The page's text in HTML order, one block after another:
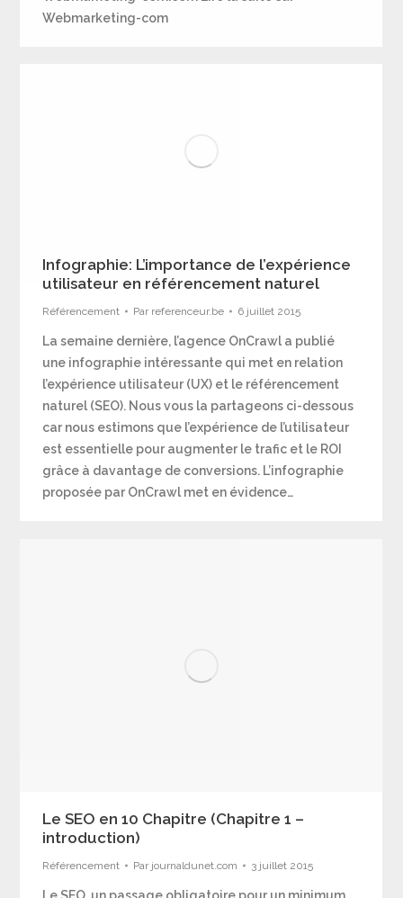
Webmarketing-com
Infographie: L’importance de l’expérience
utilisateur en référencement naturel
Référencement Par referenceur.be 6 juillet 2015
La semaine dernière, l’agence OnCrawl a publié
une infographie intéressante qui met en relation
l’expérience utilisateur (UX) et le référencement
naturel (SEO). Nous vous la partageons ci-dessous
car nous estimons que l’expérience de l’utilisateur
est essentielle pour augmenter le trafic et le ROI
grâce à davantage de conversions. L’infographie
proposée par OnCrawl met en évidence…
Le SEO en 10 Chapitre (Chapitre 1 –
introduction)
Référencement Par journaldunet.com 3 juillet 2015
Le SEO, un passage obligatoire pour un minimum